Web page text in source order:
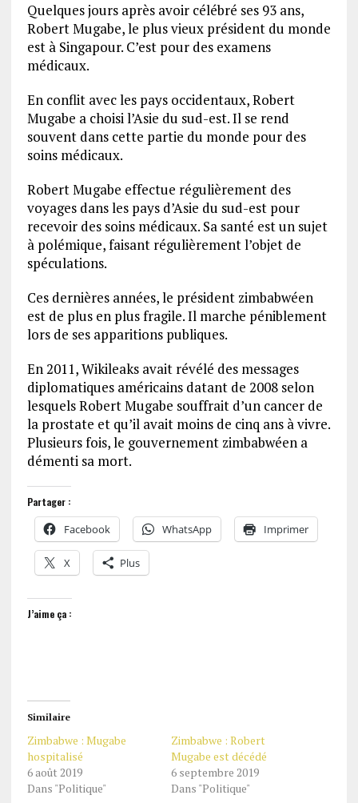
Quelques jours après avoir célébré ses 93 ans,
Robert Mugabe, le plus vieux président du monde
est à Singapour. C’est pour des examens
médicaux.
En conflit avec les pays occidentaux, Robert
Mugabe a choisi l’Asie du sud-est. Il se rend
souvent dans cette partie du monde pour des
soins médicaux.
Robert Mugabe effectue régulièrement des
voyages dans les pays d’Asie du sud-est pour
recevoir des soins médicaux. Sa santé est un sujet
à polémique, faisant régulièrement l’objet de
spéculations.
Ces dernières années, le président zimbabwéen
est de plus en plus fragile. Il marche péniblement
lors de ses apparitions publiques.
En 2011, Wikileaks avait révélé des messages
diplomatiques américains datant de 2008 selon
lesquels Robert Mugabe souffrait d’un cancer de
la prostate et qu’il avait moins de cinq ans à vivre.
Plusieurs fois, le gouvernement zimbabwéen a
démenti sa mort.
Partager :
Facebook WhatsApp Imprimer
X Plus
J’aime ça :
Similaire
Zimbabwe : Mugabe
hospitalisé
6 août 2019
Dans "Politique"
Zimbabwe : Robert
Mugabe est décédé
6 septembre 2019
Dans "Politique"